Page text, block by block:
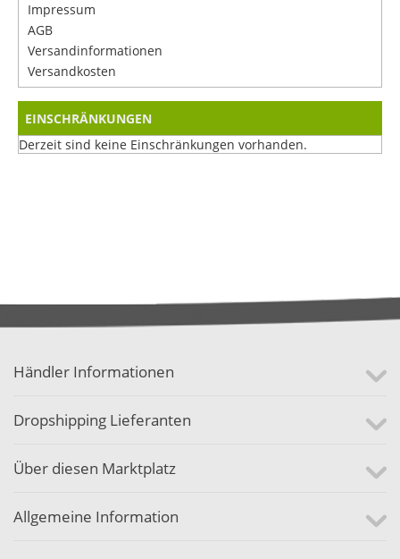
Impressum
AGB
Versandinformationen
Versandkosten
EINSCHRÄNKUNGEN
Derzeit sind keine Einschränkungen vorhanden.
Händler Informationen
Dropshipping Lieferanten
Über diesen Marktplatz
Allgemeine Information